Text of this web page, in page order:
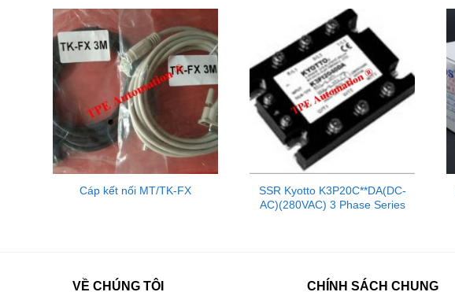
Cáp kết nối MT/TK-FX
SSR Kyotto K3P20C**DA(DC-
AC)(280VAC) 3 Phase Series
VỀ CHÚNG TÔI CHÍNH SÁCH CHUNG